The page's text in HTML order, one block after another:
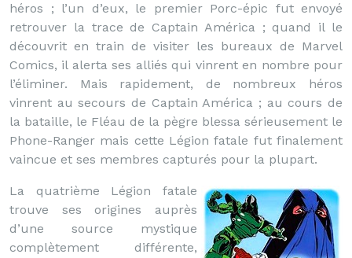
héros ; l’un d’eux, le premier Porc-épic fut envoyé
retrouver la trace de Captain América ; quand il le
découvrit en train de visiter les bureaux de Marvel
Comics, il alerta ses alliés qui vinrent en nombre pour
l’éliminer. Mais rapidement, de nombreux héros
vinrent au secours de Captain América ; au cours de
la bataille, le Fléau de la pègre blessa sérieusement le
Phone-Ranger mais cette Légion fatale fut finalement
vaincue et ses membres capturés pour la plupart.
La quatrième Légion fatale
trouve ses origines auprès
d’une source mystique
complètement différente,